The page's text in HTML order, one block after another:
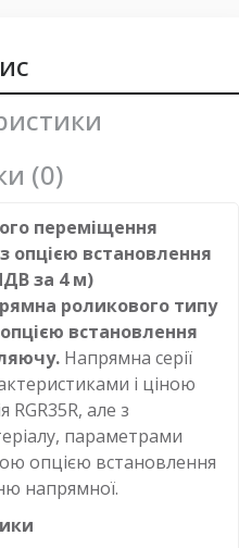
(0)
переміщення
опцією встановлення
за 4 м)
роликового типу
встановлення
Напрямна серії
і ціною
RGR35R, але з
параметрами
опцією встановлення
напрямної.